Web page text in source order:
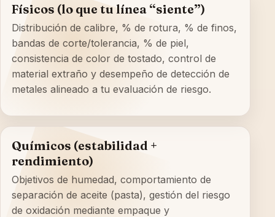
Físicos (lo que tu línea “siente”)
Distribución de calibre, % de rotura, % de finos,
bandas de corte/tolerancia, % de piel,
consistencia de color de tostado, control de
material extraño y desempeño de detección de
metales alineado a tu evaluación de riesgo.
Químicos (estabilidad +
rendimiento)
Objetivos de humedad, comportamiento de
separación de aceite (pasta), gestión del riesgo
de oxidación mediante empaque y